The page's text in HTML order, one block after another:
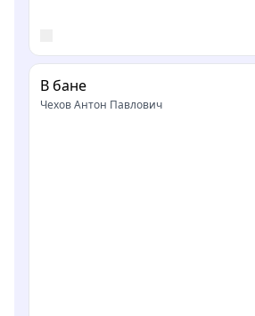
В бане
Чехов Антон Павлович